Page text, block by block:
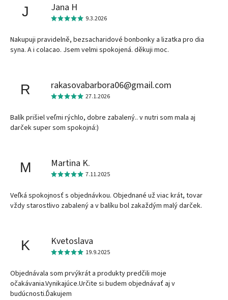
J Jana H
9.3.2026
Nakupuji pravidelně, bezsacharidové bonbonky a lizatka pro dia
syna. A i colacao. Jsem velmi spokojená. děkuji moc.
R rakasovabarbora06@gmail.com
27.1.2026
Balík prišiel veľmi rýchlo, dobre zabalený.. v nutri som mala aj
darček super som spokojná:)
M Martina K.
7.11.2025
Veľká spokojnosť s objednávkou. Objednané už viac krát, tovar
vždy starostlivo zabalený a v balíku bol zakaždým malý darček.
K Kvetoslava
19.9.2025
Objednávala som prvýkrát a produkty predčili moje
očakávania.Vynikajúce.Určite si budem objednávať aj v
budúcnosti.Ďakujem